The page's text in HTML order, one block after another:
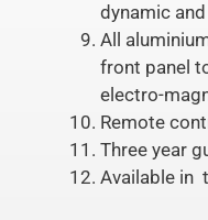
dynamic
All
front panel
electro-
Remote
Three year
Available in